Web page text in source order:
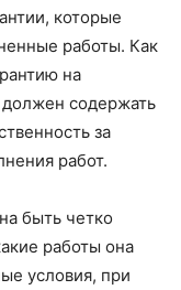
которые
работы. Как
на
содержать
за
работ.
быть четко
работы она
условия, при